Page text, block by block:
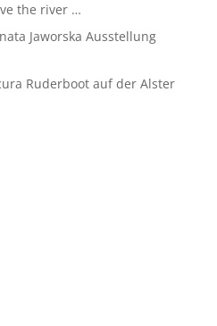
the river …
Jaworska Ausstellung
Ruderboot auf der Alster